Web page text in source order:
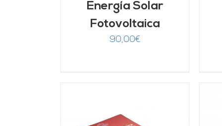
Energía Solar
Fotovoltaica
90,00€